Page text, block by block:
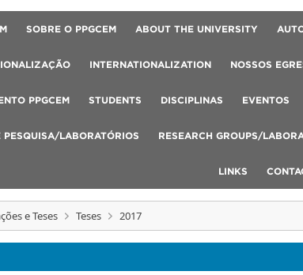
SOBRE O PPGCEM ABOUT THE UNIVERSITY
INTERNATIONALIZATION NOSSOS
PPGCEM STUDENTS DISCIPLINAS EVENTOS
PESQUISA/LABORATÓRIOS RESEARCH GROUPS/
LINKS
e Teses Teses 2017